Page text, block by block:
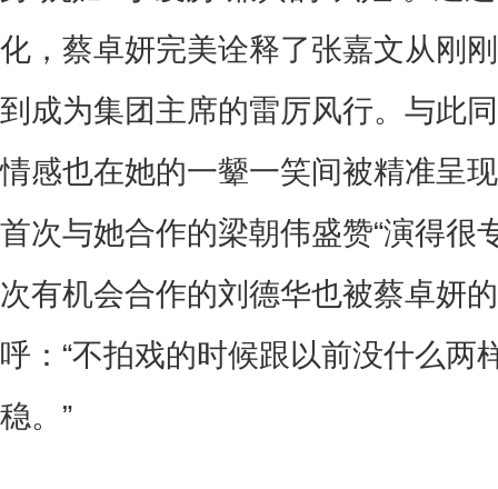
化，蔡卓妍完美诠释了张嘉文从刚
到成为集团主席的雷厉风行。与此
情感也在她的一颦一笑间被精准呈
首次与她合作的梁朝伟盛赞“演得很
次有机会合作的刘德华也被蔡卓妍
呼：“不拍戏的时候跟以前没什么两
稳。”